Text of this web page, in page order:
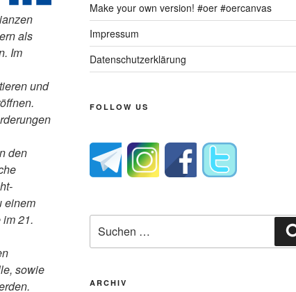
als
Im
und
den
einem
21.
sowie
Make your own version! #oer #oercanvas
Impressum
Datenschutzerklärung
FOLLOW US
nach:
ARCHIV